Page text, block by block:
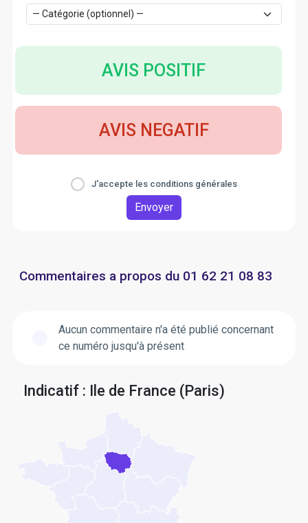
AVIS POSITIF
AVIS NEGATIF
J'accepte les conditions générales
Envoyer
Commentaires a propos du 01 62 21 08 83
Aucun commentaire n'a été publié concernant
ce numéro jusqu'à présent
Indicatif : Ile de France (Paris)